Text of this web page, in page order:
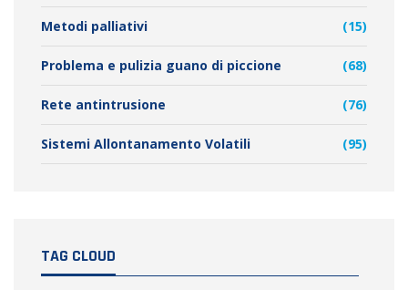
Metodi palliativi (15)
Problema e pulizia guano di piccione (68)
Rete antintrusione (76)
Sistemi Allontanamento Volatili (95)
TAG CLOUD